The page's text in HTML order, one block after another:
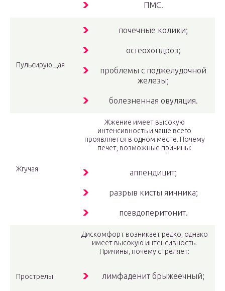
ПМС.
Пульсирующая
почечные колики;
остеохондроз;
проблемы с поджелудочной
железы;
болезненная овуляция.
Жгучая
Жжение имеет высокую
интенсивность и чаще всего
проявляется в одном месте. Почему
печет, возможные причины:
аппендицит;
разрыв кисты яичника;
псевдоперитонит.
Прострелы
Дискомфорт возникает редко, однако
имеет высокую интенсивность.
Причины, почему стреляет:
лимфаденит брыжеечный;